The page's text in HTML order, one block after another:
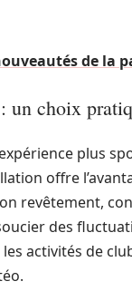
de la
un choix
plus
offre
revêtement,
des
activités de